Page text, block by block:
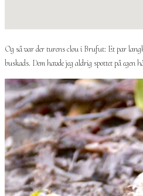
Og så var der turens clou i Brufut: Et par
buskads. Dem havde jeg aldrig spottet på egen